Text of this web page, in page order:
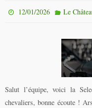
12/01/2026 Le
Salut l’équipe, voici la
chevaliers, bonne écoute !